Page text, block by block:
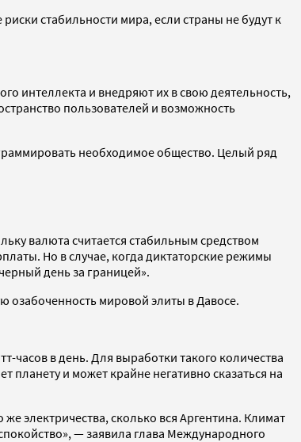
стабильности мира, если страны не будут к
интеллекта и внедряют их в свою деятельность,
пользователей и возможность
необходимое общество. Целый ряд
валюта считается стабильным средством
Но в случае, когда диктаторские режимы
день за границей».
озабоченность мировой элиты в Давосе.
чаcов в день. Для выработки такого количества
планету и может крайне негативно сказаться на
электричества, сколько вся Аргентина. Климат
— заявила глава Международного